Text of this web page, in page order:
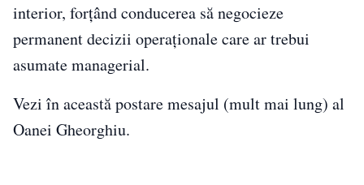
interior, forțând conducerea să negocieze
permanent decizii operaționale care ar trebui
asumate managerial.
Vezi în această postare mesajul (mult mai lung) al
Oanei Gheorghiu.